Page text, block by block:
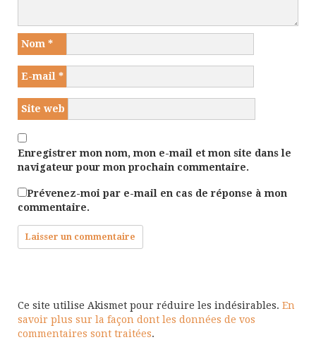
Nom *
E-mail *
Site web
Enregistrer mon nom, mon e-mail et mon site dans le
navigateur pour mon prochain commentaire.
Prévenez-moi par e-mail en cas de réponse à mon
commentaire.
Ce site utilise Akismet pour réduire les indésirables. En
savoir plus sur la façon dont les données de vos
commentaires sont traitées.